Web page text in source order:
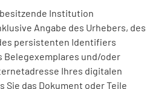
Institution
Angabe des Urhebers, des
persistenten Identifiers
Belegexemplares und/oder
Ihres digitalen
Sie das Dokument oder Teile